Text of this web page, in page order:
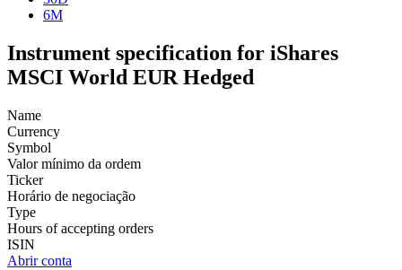
6M
Instrument specification for iShares
MSCI World EUR Hedged
Name
Currency
Symbol
Valor mínimo da ordem
Ticker
Horário de negociação
Type
Hours of accepting orders
ISIN
Abrir conta